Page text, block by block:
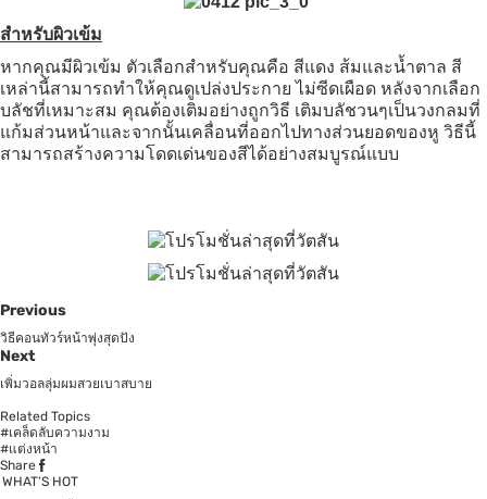
สำหรับผิวเข้ม
หากคุณมีผิวเข้ม ตัวเลือกสำหรับคุณคือ สีแดง ส้มและน้ำตาล สี
เหล่านี้สามารถทำให้คุณดูเปล่งประกาย ไม่ซีดเผือด หลังจากเลือก
บลัชที่เหมาะสม คุณต้องเติมอย่างถูกวิธี เติมบลัชวนๆเป็นวงกลมที่
แก้มส่วนหน้าและจากนั้นเคลื่อนที่ออกไปทางส่วนยอดของหู วิธีนี้
สามารถสร้างความโดดเด่นของสีได้อย่างสมบูรณ์แบบ
Previous
วิธีคอนทัวร์หน้าพุ่งสุดปัง
Next
เพิ่มวอลลุ่มผมสวยเบาสบาย
Related Topics
#เคล็ดลับความงาม
#แต่งหน้า
Share
WHAT’S HOT